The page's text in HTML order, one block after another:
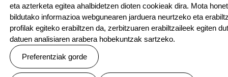
Sarean
eta azterketa egitea ahalbidetzen dioten cookieak dira. Mota
bildutako informazioa webgunearen jarduera neurtzeko eta
profilak egiteko erabiltzen da, zerbitzuaren erabiltzaileek egiten
datuen analisiaren arabera hobekuntzak sartzeko.
Preferentziak gorde